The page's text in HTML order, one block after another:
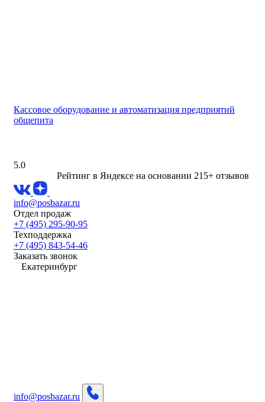
Кассовое оборудование и автоматизация предприятий
общепита
5.0
Рейтинг в Яндексе на основании 215+ отзывов
info@posbazar.ru
Отдел продаж
+7 (495) 295-90-95
Техподдержка
+7 (495) 843-54-46
Заказать звонок
Екатеринбург
info@posbazar.ru